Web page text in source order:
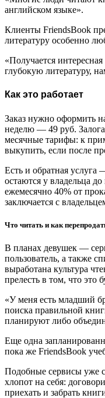
английском языке».
Клиенты FriendsBook
литературу особенно
«Получается
глубокую литературу,
Как это работает
Заказ нужно оформить
неделю — 49 руб. Залога
месячные тарифы: к
выкупить, если после
Есть и обратная услуга
остаются у владельца
ежемесячно 40% от
заключается с
Что читать и как
В планах девушек —
пользователь, а также
выработана культура
прелесть в том, что это
«У меня есть младший
поиска правильной
планируют либо
Еще одна
пока же FriendsBook
Подобные сервисы уже
хлопот на себя:
приехать и забрать